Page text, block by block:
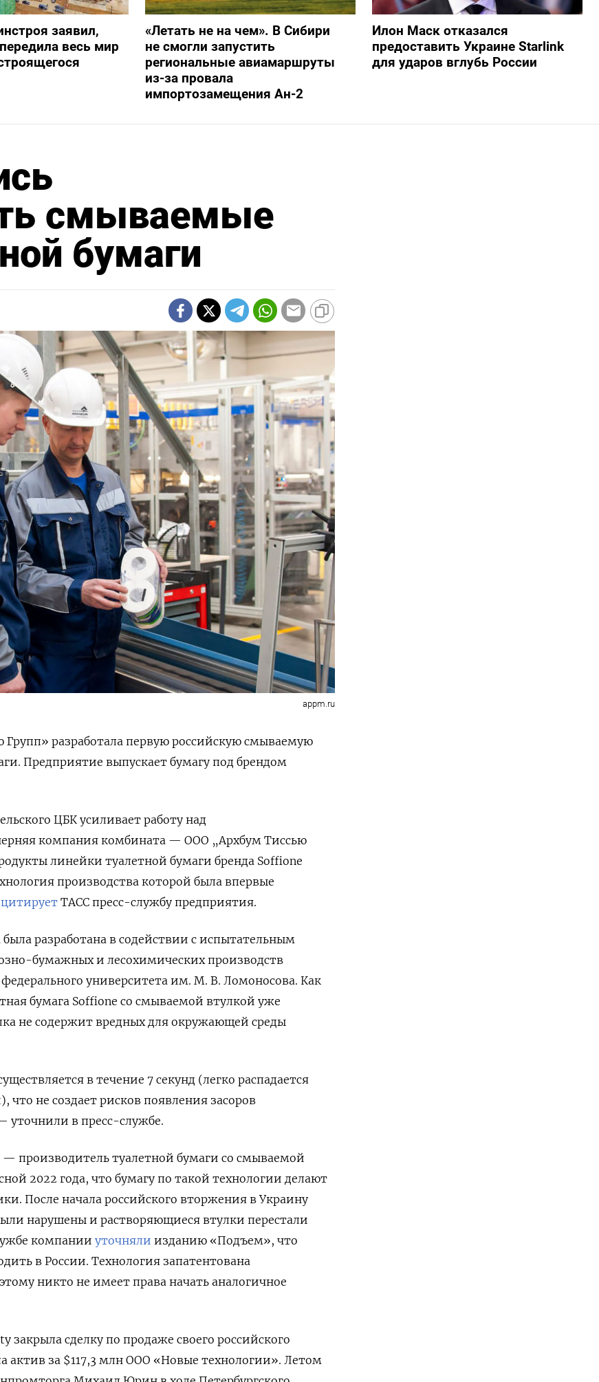
заявил,
весь мир
«Летать не на чем». В Сибири
не смогли запустить
региональные авиамаршруты
из-за провала
импортозамещения Ан-2
Илон Маск отказался
предоставить Украине Starlink
для ударов вглубь России
смываемые
бумаги
appm.ru
разработала первую российскую смываемую
Предприятие выпускает бумагу под брендом
ЦБК усиливает работу над
компания комбината — ООО „Архбум Тиссью
линейки туалетной бумаги бренда Soffione
производства которой была впервые
цитирует ТАСС пресс-службу предприятия.
разработана в содействии с испытательным
бумажных и лесохимических производств
университета им. М. В. Ломоносова. Как
бумага Soffione со смываемой втулкой уже
не содержит вредных для окружающей среды
в течение 7 секунд (легко распадается
что не создает рисков появления засоров
уточнили в пресс-службе.
производитель туалетной бумаги со смываемой
2022 года, что бумагу по такой технологии делают
После начала российского вторжения в Украину
нарушены и растворяющиеся втулки перестали
компании уточняли изданию «Подъем», что
в России. Технология запатентована
никто не имеет права начать аналогичное
закрыла сделку по продаже своего российского
актив за $117,3 млн ООО «Новые технологии». Летом